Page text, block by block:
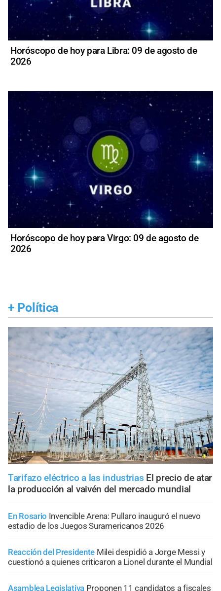
Horóscopo de hoy para Libra: 09 de agosto de
2026
Horóscopo de hoy para Virgo: 09 de agosto de
2026
+ Política
Tarifazo eléctrico a las industrias El precio de atar
la producción al vaivén del mercado mundial
En Rosario Invencible Arena: Pullaro inauguró el nuevo
estadio de los Juegos Suramericanos 2026
Reacción del Presidente Milei despidió a Jorge Messi y
cuestionó a quienes criticaron a Lionel durante el Mundial
Asamblea Legislativa Proponen 11 candidatos a fiscales